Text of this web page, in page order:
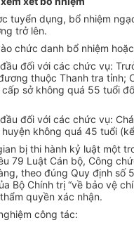
tuyển dụng, bổ nhiệm
trở lên.
chức danh bổ nhiệm
đối với các chức vụ:
thuộc Thanh tra tỉnh;
cấp sở không quá 55 tuổi
đối với các chức vụ:
không quá 45 tuổi
bị thi hành kỷ luật một
79 Luật Cán bộ, Công
theo đúng Quy định số
Bộ Chính trị “về bảo vệ
ẩm quyền xác nhận.
công tác: